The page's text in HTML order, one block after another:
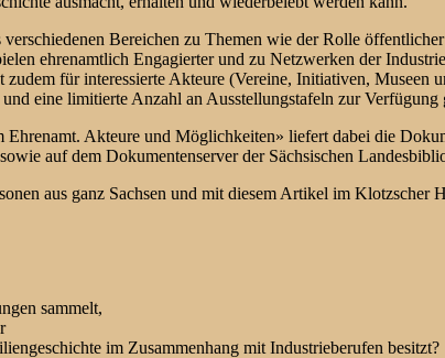
Bereichen zu Themen wie der Rolle
ehrenamtlich Engagierter und zu Netzwerken der
für interessierte Akteure (Vereine, Initiativen,
eine limitierte Anzahl an Ausstellungstafeln zur Verfügung
Akteure und Möglichkeiten» liefert dabei die
auf dem Dokumentenserver der Sächsischen
aus ganz Sachsen und mit diesem Artikel im Klotzscher
sammelt,
im Zusammenhang mit Industrieberufen besitzt?